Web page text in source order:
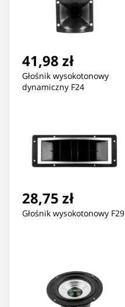
41,98 zł
Głośnik wysokotonowy
dynamiczny F24
28,75 zł
Głośnik wysokotonowy F29